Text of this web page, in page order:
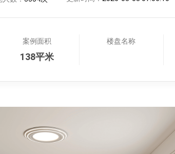
案例面积
138平米
楼盘名称